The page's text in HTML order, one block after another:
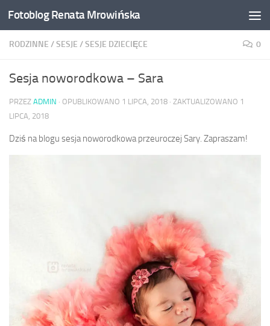
Przeskocz do treści
Fotoblog Renata Mrowińska
RODZINNE /SESJE /SESJE DZIECIĘCE 0
Sesja noworodkowa – Sara
PRZEZ ADMIN · OPUBLIKOWANO 1 LIPCA, 2018 · ZAKTUALIZOWANO 1
LIPCA, 2018
Dziś na blogu sesja noworodkowa przeuroczej Sary. Zapraszam!